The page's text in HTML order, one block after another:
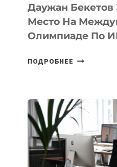
Даужан Бекетов
Место На
Олимпиаде По
ПОДРОБНЕЕ
ЗАНЯЛ
ВТОРОЕ
МЕСТО
НА